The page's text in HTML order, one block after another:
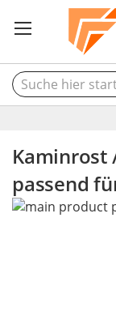
Kaminrost
passend
Skip